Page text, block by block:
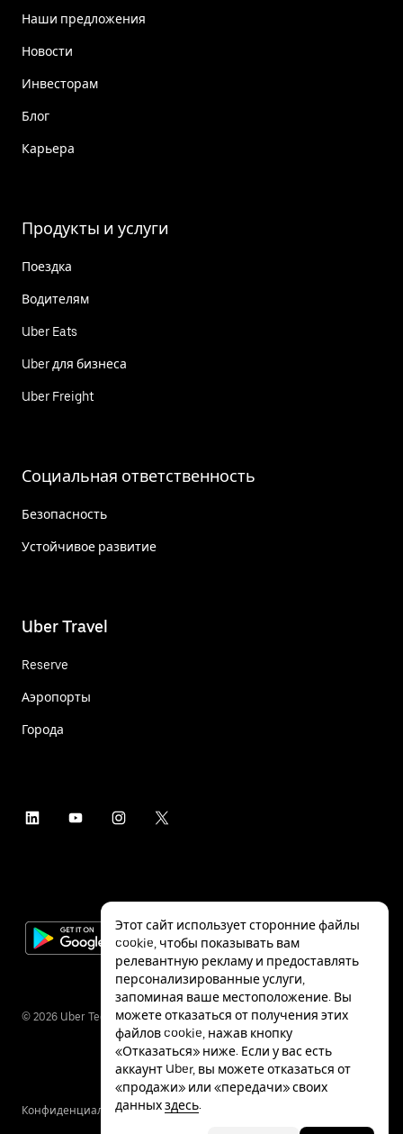
Наши предложения
Новости
Инвесторам
Блог
Карьера
Продукты и услуги
Поездка
Водителям
Uber Eats
Uber для бизнеса
Uber Freight
Социальная ответственность
Безопасность
Устойчивое развитие
Uber Travel
Reserve
Аэропорты
Города
© 2026 Uber Technologies Inc.
КонфиденциальностьСпециальные
Этот сайт использует сторонние файлы
cookie, чтобы показывать вам
релевантную рекламу и предоставлять
персонализированные услуги,
запоминая ваше местоположение. Вы
можете отказаться от получения этих
файлов cookie, нажав кнопку
«Отказаться» ниже. Если у вас есть
аккаунт Uber, вы можете отказаться от
«продажи» или «передачи» своих
данныхздесь.